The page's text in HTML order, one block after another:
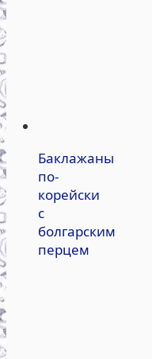
Баклажаны
по-
корейски
с
болгарским
перцем